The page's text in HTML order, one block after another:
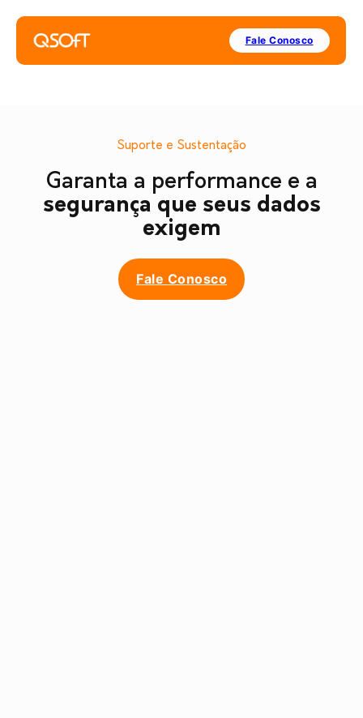
Fale Conosco
Suporte e Sustentação
Garanta a performance e a
segurança que seus dados
exigem
Fale Conosco